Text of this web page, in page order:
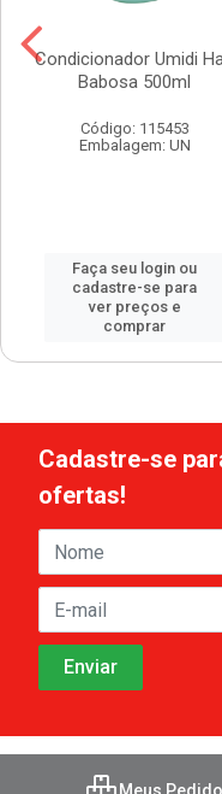
Condicionador Umidi
Babosa 500ml
Código: 115453
Embalagem: UN
Faça seu login ou
cadastre-se para
ver preços e
comprar
Cadastre-se
ofertas!